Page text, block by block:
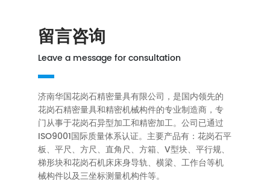
留言咨询
Leave a message for consultation
济南华国花岗石精密量具有限公司，是国内领先的
花岗石精密量具和精密机械构件的专业制造商，专
门从事于花岗石异型加工和精密加工。公司已通过
ISO9001国际质量体系认证。主要产品有：花岗石平
板、平尺、方尺、直角尺、方箱、V型块、平行规、
梯形块和花岗石机床床身导轨、横梁、工作台等机
械构件以及三坐标测量机构件等。